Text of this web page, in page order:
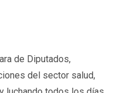
de Diputados,
del sector salud,